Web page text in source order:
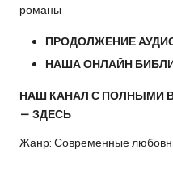
романы
ПРОДОЛЖЕНИЕ
НАША ОНЛАЙН
НАШ КАНАЛ С ПОЛНЫМИ
— ЗДЕСЬ
Жанр: Современные